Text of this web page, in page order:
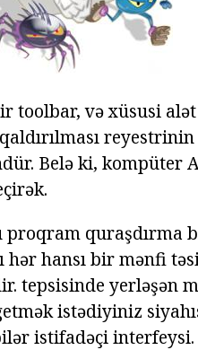
toolbar, və xüsusi
Belə ki, kompüter
quraşdırma
hər hansı bir mənfi
tepsisinde yerləşən
istədiyiniz
istifadəçi